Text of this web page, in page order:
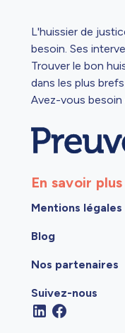
L'huissier de
besoin. Ses
Trouver le bon
dans les plus
Avez-vous besoin
En savoir plus
Mentions légales
Blog
Nos partenaires
Suivez-nous